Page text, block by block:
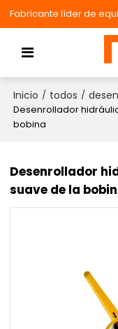
Fabricante líder de
Inicio / todos /
Desenrollador
bobina
Desenrollador
suave de la